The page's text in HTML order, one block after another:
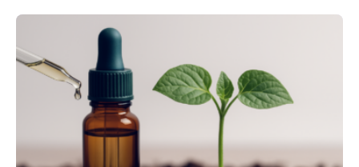
Region Kachin in Myanmar und hat sich in
ausgezeichnetem Zustand erhalten. Es konnte als neue
Art einer neuen Gattung beschrieben werden und trägt
nun den Namen Cretosabethes primaevus. Dieser erste
fossile Nachweis einer Stechmückenlarve in Bernstein
stellt gleichzeitig den ersten Fossilfund einer
Mückenlarve aus dem Mesozoikum dar, denn…